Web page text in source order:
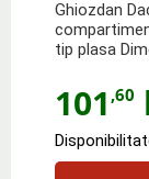
Ghiozdan
tip plasa
101 ,60